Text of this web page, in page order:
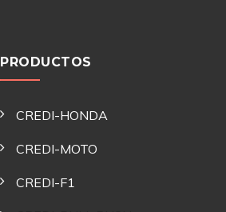
PRODUCTOS
CREDI-HONDA
CREDI-MOTO
CREDI-F1